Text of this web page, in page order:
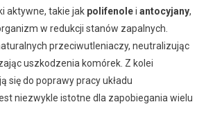
aktywne, takie jak polifenolei antocyjany,
w redukcji stanów zapalnych.
przeciwutleniaczy, neutralizując
uszkodzenia komórek. Z kolei
się do poprawy pracy układu
niezwykle istotne dla zapobiegania wielu